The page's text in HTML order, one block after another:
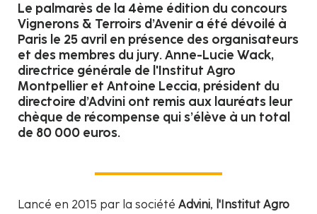
Le palmarès de la 4ème édition du concours
Vignerons & Terroirs d’Avenir a été dévoilé à
Paris le 25 avril en présence des organisateurs
et des membres du jury. Anne-Lucie Wack,
directrice générale de l'Institut Agro
Montpellier et Antoine Leccia, président du
directoire d’Advini ont remis aux lauréats leur
chèque de récompense qui s’élève à un total
de 80 000 euros.
Lancé en 2015 par la société Advini, l'Institut Agro